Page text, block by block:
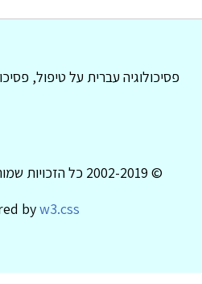
פסיכולוגיה עברית על טיפול,
© 2002-2019 כל הזכויות שמורות לפסיכולוגיה עברית
byw3.css